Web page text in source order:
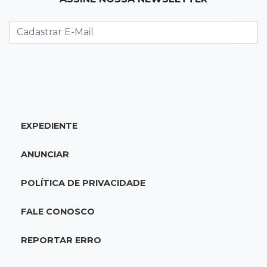
Atletas de MS intensificam preparação para
disputa do Brasileiro de Kung Fu
Ponta Porã inicia regularização de boxes
Maracaju amanhece com forte neblina
EXPEDIENTE
ANUNCIAR
POLÍTICA DE PRIVACIDADE
FALE CONOSCO
REPORTAR ERRO